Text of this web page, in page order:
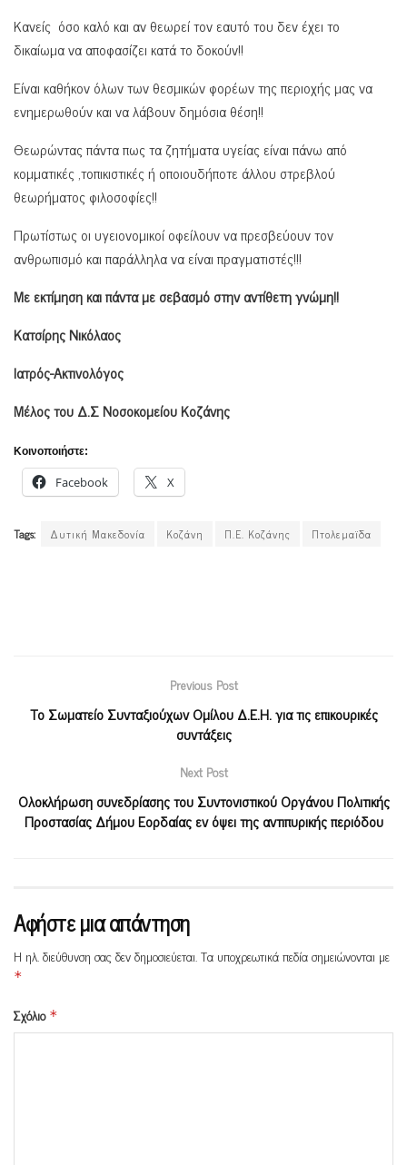
Κανείς όσο καλό και αν θεωρεί τον εαυτό του δεν έχει το
δικαίωμα να αποφασίζει κατά το δοκούν!!
Είναι καθήκον όλων των θεσμικών φορέων της περιοχής μας να
ενημερωθούν και να λάβουν δημόσια θέση!!
Θεωρώντας πάντα πως τα ζητήματα υγείας είναι πάνω από
κομματικές ,τοπικιστικές ή οποιουδήποτε άλλου στρεβλού
θεωρήματος φιλοσοφίες!!
Πρωτίστως οι υγειονομικοί οφείλουν να πρεσβεύουν τον
ανθρωπισμό και παράλληλα να είναι πραγματιστές!!!
Με εκτίμηση και πάντα με σεβασμό στην αντίθετη γνώμη!!
Κατσίρης Νικόλαος
Ιατρός-Ακτινολόγος
Μέλος του Δ.Σ Νοσοκομείου Κοζάνης
Κοινοποιήστε:
Facebook X
Tags: Δυτική Μακεδονία Κοζάνη Π.Ε. Κοζάνης Πτολεμαϊδα
Previous Post
Το Σωματείο Συνταξιούχων Ομίλου Δ.Ε.Η. για τις επικουρικές
συντάξεις
Next Post
Ολοκλήρωση συνεδρίασης του Συντονιστικού Οργάνου Πολιτικής
Προστασίας Δήμου Εορδαίας εν όψει της αντιπυρικής περιόδου
Αφήστε μια απάντηση
Η ηλ. διεύθυνση σας δεν δημοσιεύεται.Τα υποχρεωτικά πεδία σημειώνονται με
*
Σχόλιο *